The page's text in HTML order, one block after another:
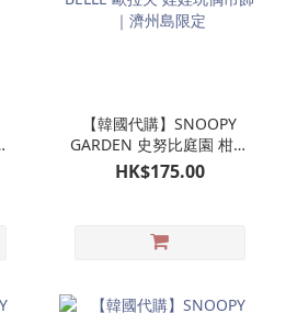
【韓國代購】SNOOPY
GARDEN 史努比庭園 柑橘
兄弟公仔掛飾 毛茸茸
OLAF ANDY SPIKE
定
HK$175.00